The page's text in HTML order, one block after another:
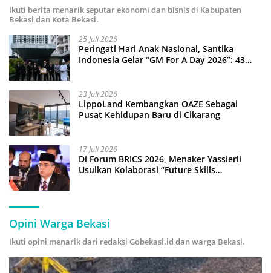
Ikuti berita menarik seputar ekonomi dan bisnis di Kabupaten
Bekasi dan Kota Bekasi.
25 Juli 2026
Peringati Hari Anak Nasional, Santika
Indonesia Gelar “GM For A Day 2026”: 43
23 Juli 2026
LippoLand Kembangkan OAZE Sebagai
Pusat Kehidupan Baru di Cikarang
17 Juli 2026
Di Forum BRICS 2026, Menaker Yassierli
Usulkan Kolaborasi “Future Skills
Opini Warga Bekasi
Ikuti opini menarik dari redaksi Gobekasi.id dan warga Bekasi.